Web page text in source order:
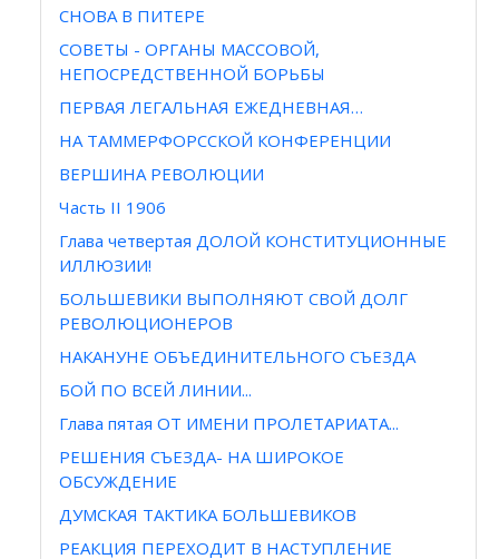
СНОВА В ПИТЕРЕ
СОВЕТЫ - ОРГАНЫ МАССОВОЙ,
НЕПОСРЕДСТВЕННОЙ БОРЬБЫ
ПЕРВАЯ ЛЕГАЛЬНАЯ ЕЖЕДНЕВНАЯ…
НА ТАММЕРФОРССКОЙ КОНФЕРЕНЦИИ
ВЕРШИНА РЕВОЛЮЦИИ
Часть II 1906
Глава четвертая ДОЛОЙ КОНСТИТУЦИОННЫЕ
ИЛЛЮЗИИ!
БОЛЬШЕВИКИ ВЫПОЛНЯЮТ СВОЙ ДОЛГ
РЕВОЛЮЦИОНЕРОВ
НАКАНУНЕ ОБЪЕДИНИТЕЛЬНОГО СЪЕЗДА
БОЙ ПО ВСЕЙ ЛИНИИ...
Глава пятая ОТ ИМЕНИ ПРОЛЕТАРИАТА...
РЕШЕНИЯ СЪЕЗДА- НА ШИРОКОЕ
ОБСУЖДЕНИЕ
ДУМСКАЯ ТАКТИКА БОЛЬШЕВИКОВ
РЕАКЦИЯ ПЕРЕХОДИТ В НАСТУПЛЕНИЕ